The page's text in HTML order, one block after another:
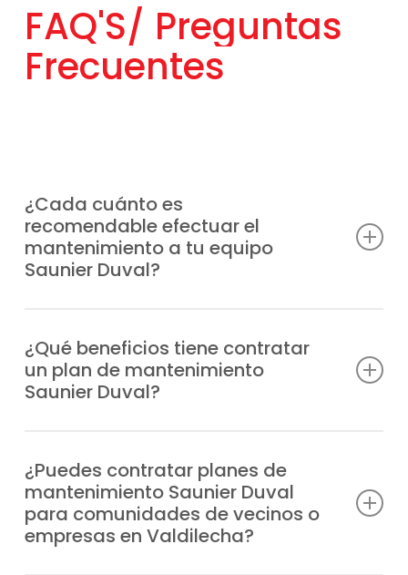
FAQ'S/ Preguntas
Frecuentes
¿Cada cuánto es
recomendable efectuar el
mantenimiento a tu equipo
Saunier Duval?
una vez al año, aunque la frecuencia puede
depender del uso que reciba el sistema y
de la puesta a punto que desees.
¿Qué beneficios tiene contratar
un plan de mantenimiento
Saunier Duval?
especializados en caso de incidencia,
prolongas la vida útil del equipo, reduces el
gasto de energía y garantizas la seguridad
en tu hogar.
¿Puedes contratar planes de
mantenimiento Saunier Duval
para comunidades de vecinos o
empresas en Valdilecha?